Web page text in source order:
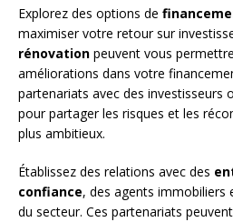
Explorez des options de
maximiser votre retour sur
rénovation peuvent vous
améliorations dans votre
partenariats avec des investisseurs
pour partager les risques et les
plus ambitieux.
Établissez des relations avec des
confiance, des agents immobiliers
du secteur. Ces partenariats